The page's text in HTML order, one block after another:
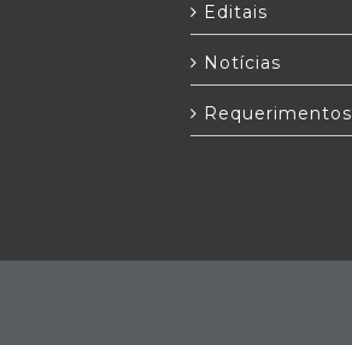
Editais
Notícias
Requerimentos